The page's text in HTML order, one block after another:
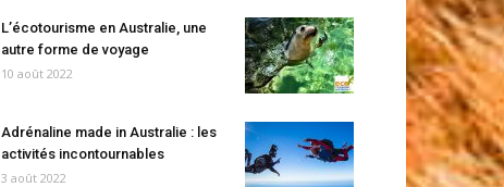
L’écotourisme en Australie, une
autre forme de voyage
10 août 2022
Adrénaline made in Australie : les
activités incontournables
3 août 2022